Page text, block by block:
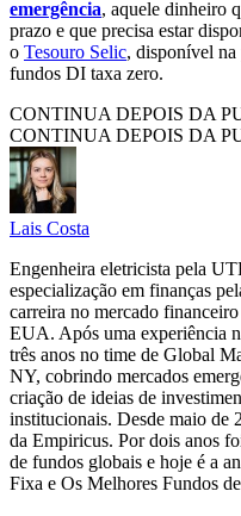
emergência, aquele dinheiro
prazo e que precisa estar
o Tesouro Selic, disponível
fundos DI taxa zero.
CONTINUA DEPOIS DA
CONTINUA DEPOIS DA
Lais Costa
Engenheira eletricista pela
especialização em finanças
carreira no mercado
EUA. Após uma experiência
três anos no time de Global
NY, cobrindo mercados
criação de ideias de
institucionais. Desde maio de
da Empiricus. Por dois anos
de fundos globais e hoje é a
Fixa e Os Melhores Fundos